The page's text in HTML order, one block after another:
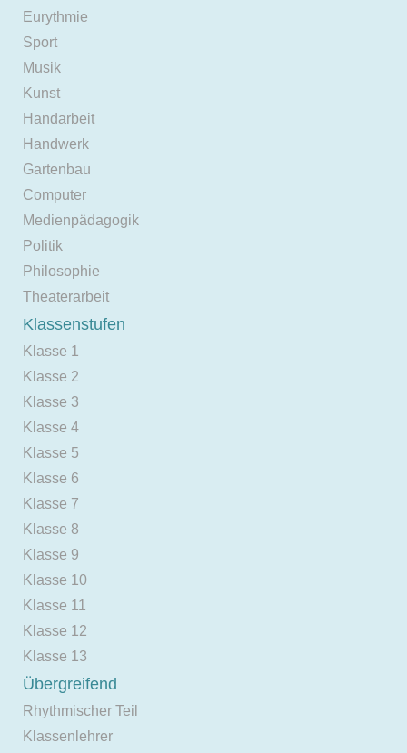
Eurythmie
Sport
Musik
Kunst
Handarbeit
Handwerk
Gartenbau
Computer
Medienpädagogik
Politik
Philosophie
Theaterarbeit
Klassenstufen
Klasse 1
Klasse 2
Klasse 3
Klasse 4
Klasse 5
Klasse 6
Klasse 7
Klasse 8
Klasse 9
Klasse 10
Klasse 11
Klasse 12
Klasse 13
Übergreifend
Rhythmischer Teil
Klassenlehrer